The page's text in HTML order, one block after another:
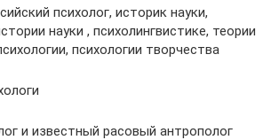
психолог, историк науки,
науки , психолингвистике, теории
психологии творчества
и известный расовый антрополог